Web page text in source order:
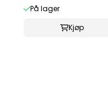
På lager
Kjøp